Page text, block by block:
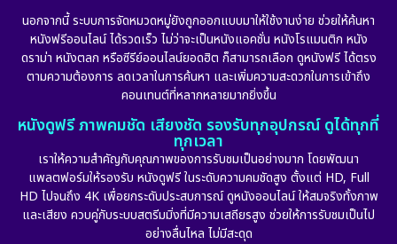
Drama ดราม่า (898)
Dystopian (17)
Emotional (101)
Epic มหากาพย์ (17)
Erotic (10)
นอกจากนี้ ระบบการจัดหมวดหมู่ยังถูกออกแบบมาให้ใช้งานง่าย ช่วยให้ค้นหา
หนังฟรีออนไลน์ ได้รวดเร็ว ไม่ว่าจะเป็นหนังแอคชั่น หนังโรแมนติก หนัง
ดราม่า หนังตลก หรือซีรีย์ออนไลน์ยอดฮิต ก็สามารถเลือก ดูหนังฟรี ได้ตรง
ตามความต้องการ ลดเวลาในการค้นหา และเพิ่มความสะดวกในการเข้าถึง
คอนเทนต์ที่หลากหลายมากยิ่งขึ้น
หนังดูฟรี ภาพคมชัด เสียงชัด รองรับทุกอุปกรณ์ ดูได้ทุกที่
ทุกเวลา
เราให้ความสำคัญกับคุณภาพของการรับชมเป็นอย่างมาก โดยพัฒนา
แพลตฟอร์มให้รองรับ หนังดูฟรี ในระดับความคมชัดสูง ตั้งแต่ HD, Full
HD ไปจนถึง 4K เพื่อยกระดับประสบการณ์ ดูหนังออนไลน์ ให้สมจริงทั้งภาพ
และเสียง ควบคู่กับระบบสตรีมมิ่งที่มีความเสถียรสูง ช่วยให้การรับชมเป็นไป
อย่างลื่นไหล ไม่มีสะดุด